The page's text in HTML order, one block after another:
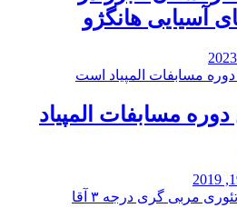
آسیایی هانگژو
مسابفات المپیاد